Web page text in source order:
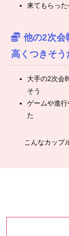
来てもらっ
他の2次会
高くつきそう
大手の2次会
そう
ゲームや進
た
こんなカップ